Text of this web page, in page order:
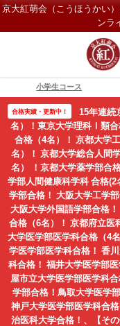
京大紅萌会（こうほうかい
ンラ
小学生コース
合格実績・更新中！
15年連続
名）！東京大学理科Ⅰ類
合格（4名）！ 京都大学
名）！ 京都大学総合人間
名） ！京都大学薬学部合
学部人間健康科学科 合格
学部合格！ 大阪大学工学
大阪大学外国語学部合格
合格（6名）！ 京都府立医
大学医学部医学科合格（4
学医学部医学科合格！ 香
科合格！ 福井大学医学部
屋市立大学医学部医学科
学部合格！鳥取大学医学
神戸大学医学部医学科合
治医科大学合格！、【そ